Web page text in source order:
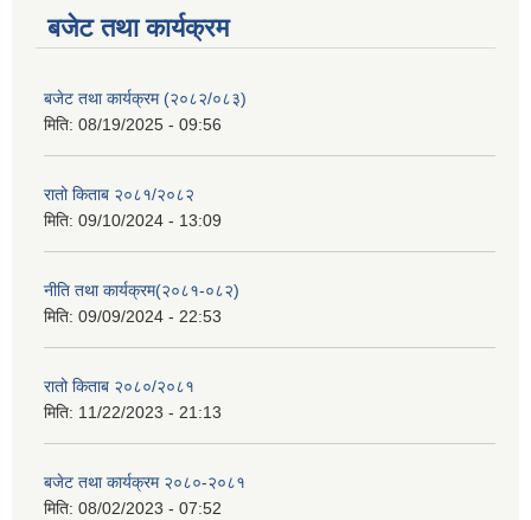
बजेट तथा कार्यक्रम
बजेट तथा कार्यक्रम (२०८२/०८३)
मिति: 08/19/2025 - 09:56
रातो किताब २०८१/२०८२
मिति: 09/10/2024 - 13:09
नीति तथा कार्यक्रम(२०८१-०८२)
मिति: 09/09/2024 - 22:53
रातो किताब २०८०/२०८१
मिति: 11/22/2023 - 21:13
बजेट तथा कार्यक्रम २०८०-२०८१
मिति: 08/02/2023 - 07:52